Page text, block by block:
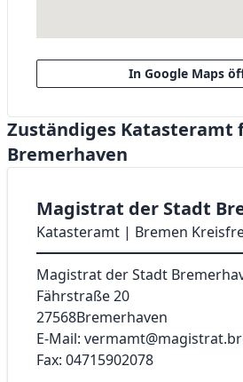
In Google Maps
Zuständiges Katasteramt
Bremerhaven
Magistrat der Stadt
Katasteramt | Bremen
Magistrat der Stadt
Fährstraße 20
27568Bremerhaven
E-Mail:
Fax: 04715902078